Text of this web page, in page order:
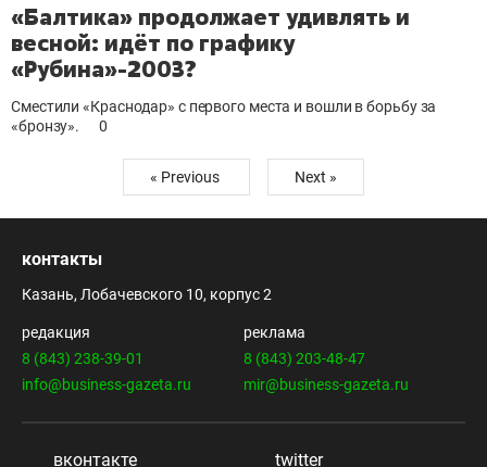
«Балтика» продолжает удивлять и
весной: идёт по графику
«Рубина»-2003?
Сместили «Краснодар» с первого места и вошли в борьбу за
«бронзу».
0
« Previous Next »
контакты
Казань, Лобачевского 10, корпус 2
редакция
8 (843) 238-39-01
info@business-gazeta.ru
реклама
8 (843) 203-48-47
mir@business-gazeta.ru
вконтакте twitter